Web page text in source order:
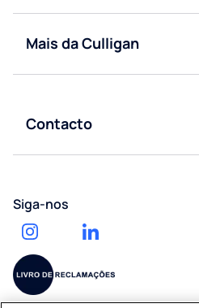
Máquina
de água
ligada a
rede
de
entrega
de água
Residencial
Escritório
Mais da Culligan
Descobrir
Calculadora
de impacto
Trabalhe
connosco
Contacto
Contacte-
Pedir um
orçamento
Siga-nos